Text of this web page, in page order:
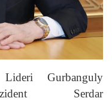
Gurbanguly
Serdar